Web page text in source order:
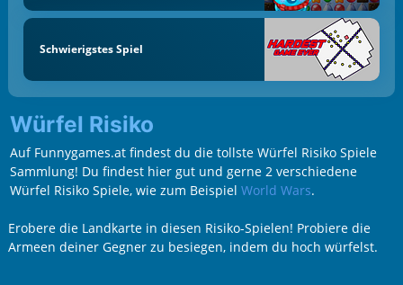
Schwierigstes Spiel
Würfel Risiko
Auf Funnygames.at findest du die tollste Würfel Risiko Spiele
Sammlung! Du findest hier gut und gerne 2 verschiedene
Würfel Risiko Spiele, wie zum Beispiel World Wars.
Erobere die Landkarte in diesen Risiko-Spielen! Probiere die
Armeen deiner Gegner zu besiegen, indem du hoch würfelst.